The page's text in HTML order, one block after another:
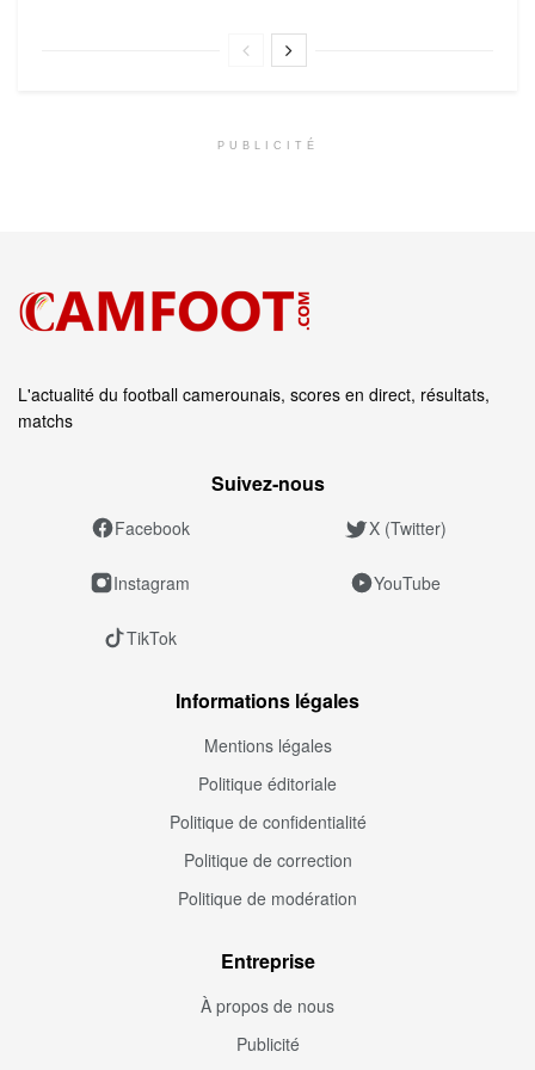
PUBLICITÉ
L'actualité du football camerounais, scores en direct, résultats,
matchs
Suivez‑nous
Facebook X (Twitter)
Instagram YouTube
TikTok
Informations légales
Mentions légales
Politique éditoriale
Politique de confidentialité
Politique de correction
Politique de modération
Entreprise
À propos de nous
Publicité